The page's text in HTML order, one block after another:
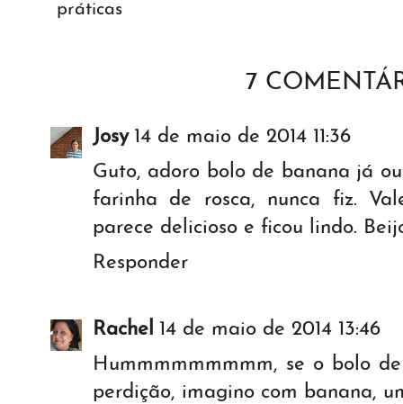
práticas
7
Josy 14 de maio de 2014 11:36
Guto, adoro bolo de banana já
farinha de rosca, nunca fiz.
parece delicioso e ficou lindo.
Responder
Rachel 14 de maio de 2014 13:46
Hummmmmmmmm, se o bolo
perdição, imagino com banana,